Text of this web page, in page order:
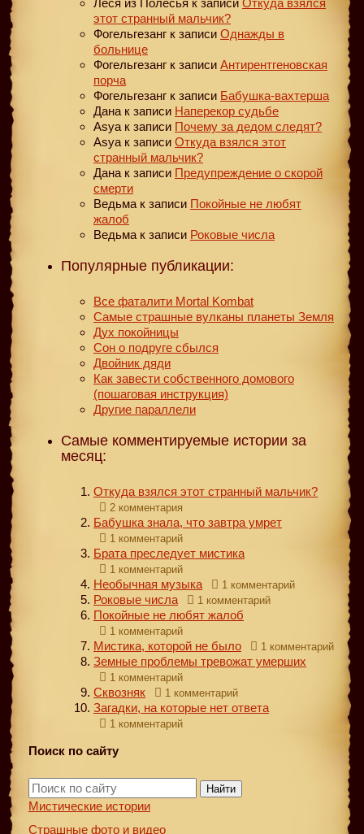
этот странный мальчик?
Фогельгезанг к записи Однажды в
больнице
Фогельгезанг к записи Антирентгеновская
порча
Фогельгезанг к записи Бабушка-вахтерша
Дана к записи Наперекор судьбе
Asya к записи Почему за дедом следят?
Asya к записи Откуда взялся этот
странный мальчик?
Дана к записи Предупреждение о скорой
смерти
Ведьма к записи Покойные не любят
жалоб
Ведьма к записи Роковые числа
Популярные публикации:
Все фаталити Mortal Kombat
Самые страшные вулканы планеты Земля
Дух покойницы
Сон о подруге сбылся
Двойник дяди
Как завести собственного домового
(пошаговая инструкция)
Другие параллели
Самые комментируемые истории за
месяц:
Откуда взялся этот странный мальчик?
2 комментария
Бабушка знала, что завтра умрет
1 комментарий
Брата преследует мистика
1 комментарий
Необычная музыка 1 комментарий
Роковые числа 1 комментарий
Покойные не любят жалоб
1 комментарий
Мистика, которой не было 1 комментарий
Земные проблемы тревожат умерших
1 комментарий
Сквозняк 1 комментарий
Загадки, на которые нет ответа
1 комментарий
Поиск по сайту
Найти
Мистические истории
Страшные фото и видео